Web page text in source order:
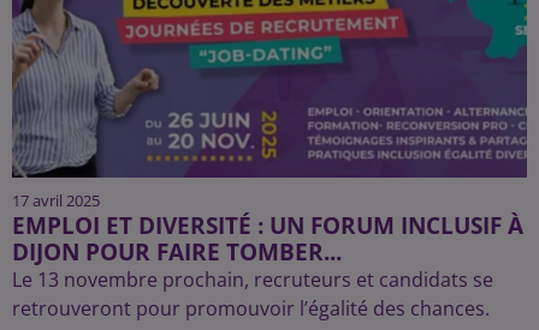
17 avril 2025
EMPLOI ET DIVERSITÉ : UN FORUM INCLUSIF À
DIJON POUR FAIRE TOMBER...
Le 13 novembre prochain, recruteurs et candidats se
retrouveront pour promouvoir l’égalité des chances.